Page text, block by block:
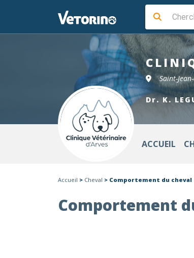
Saint-
Dr. K.
ACCUEIL
Accueil > Cheval > Comportement du cheval
Comportement